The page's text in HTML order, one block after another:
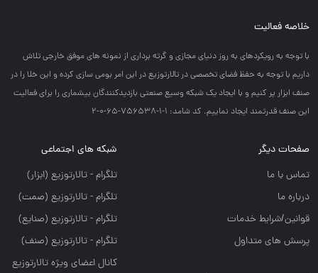
خلاصه فعالیت
با توجه به رويكردهاي به روز دنياي مجازي و گرته برداري از نمونه هاي موفق خارجي تلاش
داريم با توجه به حفظ فضاي تخصصي در تالارتوزيع در اين امر بومي سازي كرده و اين خلا را در
صنف ابزار پر كنيم و با ايجاد يك شبكه وسيع صنعتي بازديدكنندگان بيشماري را براي فعاليت
اين صنف قدرتمند ايجاد نماييم. کد شامد: 1-1-756538-65-0-2
صفحات دیگر
تماس با ما
درباره ما
قوانین/شرایط خدمات
پرسش های متداول
شبکه های اجتماعی
تلگرام - تالارتوزيع (ابزار)
تلگرام - تالارتوزيع (صمت)
تلگرام - تالارتوزيع (صنايع)
تلگرام - تالارتوزیع (صنف)
کانال اعضای ویژه تالارتوزیع